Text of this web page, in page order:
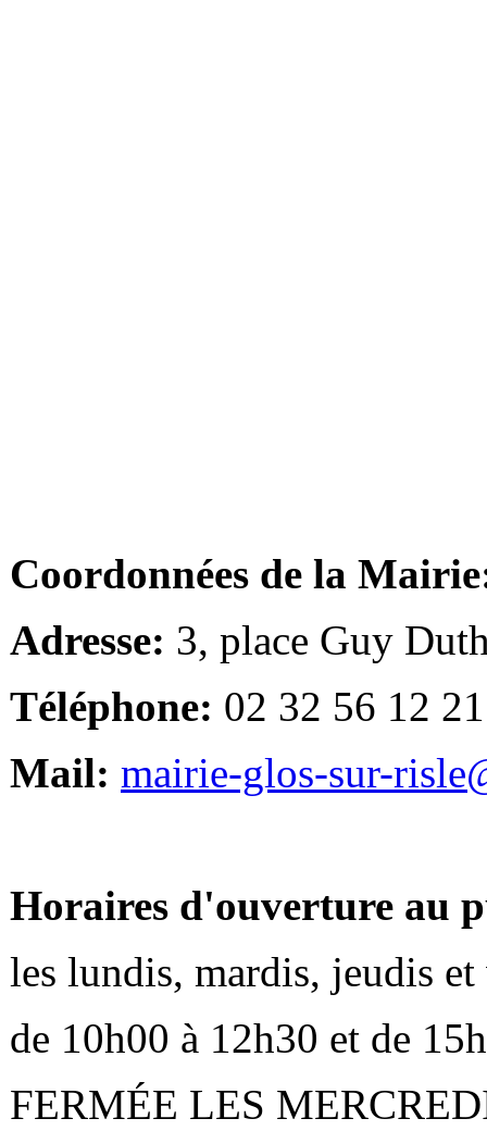
Coordonnées de la
Adresse: 3, place Guy
Téléphone: 02 32 56 12 21
Mail: mairie-glos-sur-
Horaires d'ouverture au
les lundis, mardis, jeudis et
de 10h00 à 12h30 et de
FERMÉE LES